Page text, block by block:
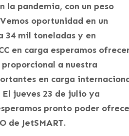
la pandemia, con un peso
oportunidad en un
34 mil toneladas y en
en carga esperamos ofrecer
a nuestra
en carga
jueves 23 de julio ya
pronto poder
de JetSMART.